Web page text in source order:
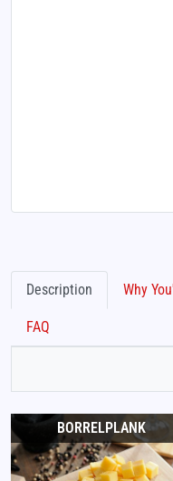
Description Why
FAQ
BORRELPLANK